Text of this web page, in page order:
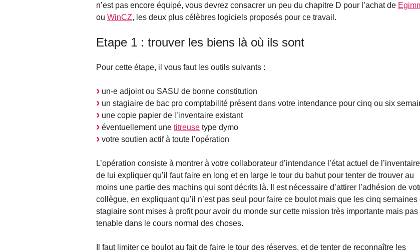
n’est pas encore équipé, vous devrez consacrer un peu du chapitre D pour l’achat de
ou WinCZ, les deux plus célèbres logiciels proposés pour ce travail.
Etape 1 : trouver les biens là où ils sont
Pour cette étape, il vous faut les outils suivants :
un-e adjoint ou SASU de bonne constitution
un stagiaire de bac pro comptabilité présent dans votre intendance pour cinq ou six
une copie papier de l’inventaire existant
éventuellement une titreuse type dymo
votre soutien actif à toute l’opération
L’opération consiste à montrer à votre collaborateur d’intendance l’état actuel de
de lui expliquer qu’il faut faire en long et en large le tour du bahut pour tenter de trouver au
moins une partie des machins qui sont décrits là. Il est nécessaire d’attirer l’adhésion de
collègue, en expliquant qu’il n’est pas seul pour faire ce boulot mais que les cinq semaines
stagiaire sont mises à profit pour avoir du monde sur cette mission très importante mais pas
tenable dans le cours normal des choses.
Il faut limiter ce boulot au fait de faire le tour des réserves, et de tenter de reconnaître les